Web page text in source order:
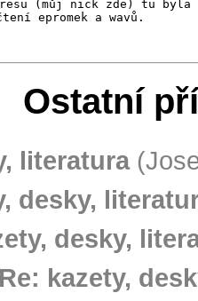
epromek a wavů.
Ostatní
literatura
desky,
desky,
kazety,